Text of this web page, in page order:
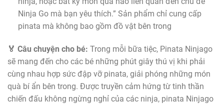
Ninja Go mà bạn yêu thích.” Sản phẩm chỉ cung cấp
pinata mà không bao gồm đồ vật bên trong
🏅 Câu chuyện cho bé: Trong mỗi bữa tiệc, Pinata Ninjago
sẽ mang đến cho các bé những phút giây thú vị khi phải
cùng nhau hợp sức đập vỡ pinata, giải phóng những món
quà bí ẩn bên trong. Được truyền cảm hứng từ tinh thần
chiến đấu không ngừng nghỉ của các ninja, pinata Ninjago